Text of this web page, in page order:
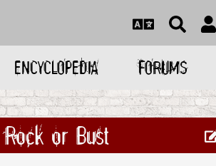
ENCYCLOPEDIA FORUMS
Rock or Bust